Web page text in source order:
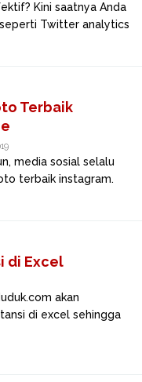
Kini saatnya Anda
Twitter analytics
Terbaik
media sosial selalu
terbaik instagram.
di Excel
akan
di excel sehingga